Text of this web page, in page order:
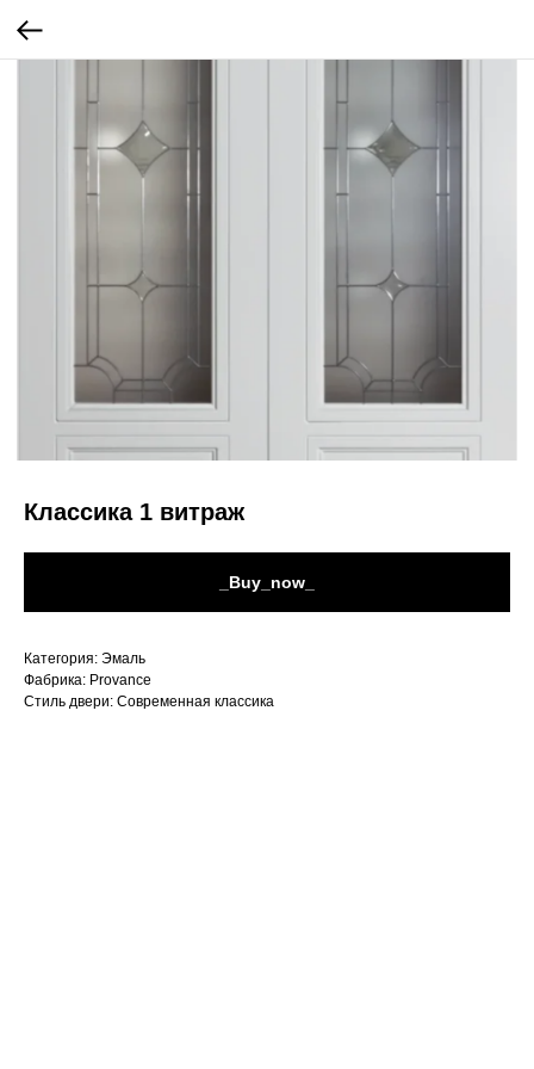
Классика 1 витраж
_Buy_now_
Категория: Эмаль
Фабрика: Provance
Стиль двери: Современная классика